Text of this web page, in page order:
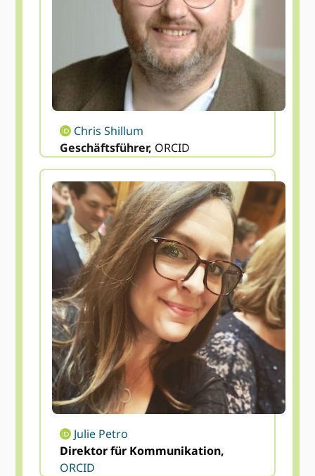
Chris Shillum
Geschäftsführer, ORCID
Julie Petro
Direktor für Kommunikation,
ORCID